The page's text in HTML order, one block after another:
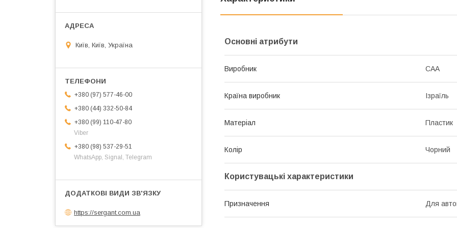
Основні атрибути
Виробник САА
Країна виробник Ізраїль
Матеріал Пластик
Колір Чорний
Користувацькі характеристики
Призначення Для
Київ, Київ, Україна
+380 (97) 577-46-00
+380 (44) 332-50-84
+380 (99) 110-47-80
Viber
+380 (98) 537-29-51
WhatsApp, Signal, Telegram
https://sergant.com.ua